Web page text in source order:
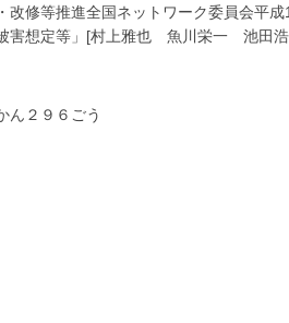
修等推進全国ネットワーク委員会平成
害想定等」[村上雅也 魚川栄一 池田浩
２９６ごう